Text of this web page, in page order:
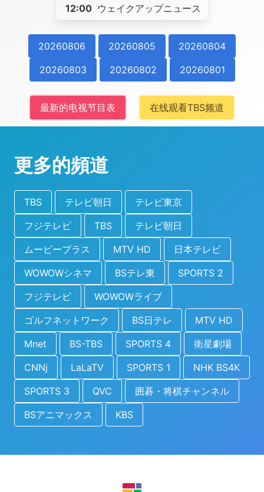
12:00 ウェイクアップニュース
20260806 20260805
20260804
20260803
20260802 20260801
最新的电视节目表 在线观看TBS频道
更多的頻道
TBS テレビ朝日
テレビ東京
フジテレビ
TBS
テレビ朝日
ムービープラス
MTV HD
日本テレビ
WOWOWシネマ
BSテレ東
SPORTS 2
フジテレビ
WOWOWライブ
ゴルフネットワーク
BS日テレ
MTV HD
Mnet
BS-TBS SPORTS 4
衛星劇場
CNNj
LaLaTV SPORTS 1
NHK BS4K
SPORTS 3
QVC
囲碁・将棋チャンネル
BSアニマックス
KBS